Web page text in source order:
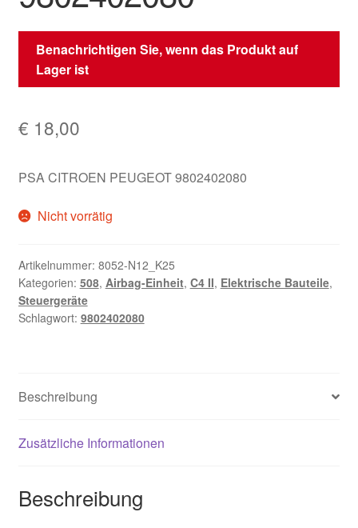
Benachrichtigen Sie, wenn das Produkt auf
Lager ist
€ 18,00
PSA CITROEN PEUGEOT 9802402080
Nicht vorrätig
Artikelnummer: 8052-N12_K25
Kategorien: 508, Airbag-Einheit, C4 II, Elektrische Bauteile,
Steuergeräte
Schlagwort: 9802402080
Beschreibung
Zusätzliche Informationen
Beschreibung